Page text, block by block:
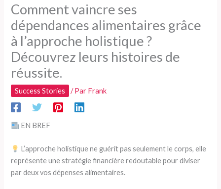
Comment vaincre ses
dépendances alimentaires grâce
à l’approche holistique ?
Découvrez leurs histoires de
réussite.
Success Stories / Par Frank
EN BREF
L’approche holistique ne guérit pas seulement le corps, elle
représente une stratégie financière redoutable pour diviser
par deux vos dépenses alimentaires.